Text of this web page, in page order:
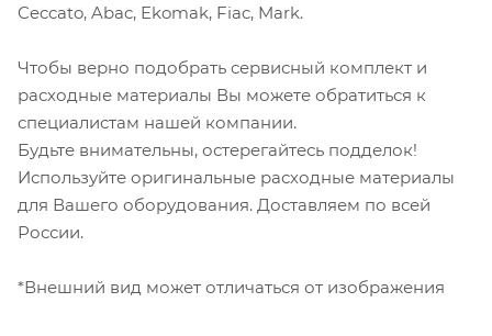
Ceccato, Abac, Ekomak, Fiac, Mark.
Чтобы верно подобрать сервисный комплект и
расходные материалы Вы можете обратиться к
специалистам нашей компании.
Будьте внимательны, остерегайтесь подделок!
Используйте оригинальные расходные материалы
для Вашего оборудования. Доставляем по всей
России.
*Внешний вид может отличаться от изображения